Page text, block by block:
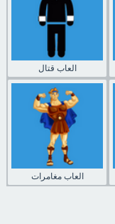
العاب قتال
العاب مغامرات